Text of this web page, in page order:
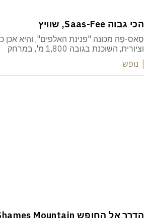
הכי גבוה Saas-Fee, שוויץ
סַאס-פֶה מכונה "פנינת האלפים", והיא אכן
וציורית, השוכנת בגובה 1,800 מ', במרחק
| נופש
הדרך אל החופש Shames Mountain, קנדה